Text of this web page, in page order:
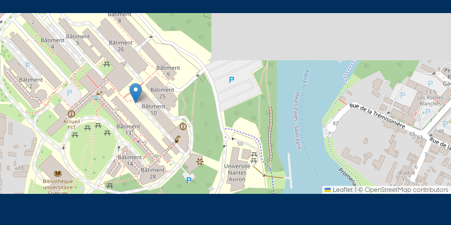
Leaflet |© OpenStreetMap contributors